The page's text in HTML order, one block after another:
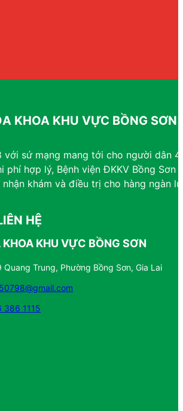
KHOA KHU VỰC BỒNG SƠN
với sứ mạng mang tới cho người dân
phí hợp lý, Bệnh viện ĐKKV Bồng
nhận khám và điều trị cho hàng ngàn
HỆ
KHU VỰC BỒNG SƠN
Trung, Phường Bồng Sơn, Gia Lai
386 1115